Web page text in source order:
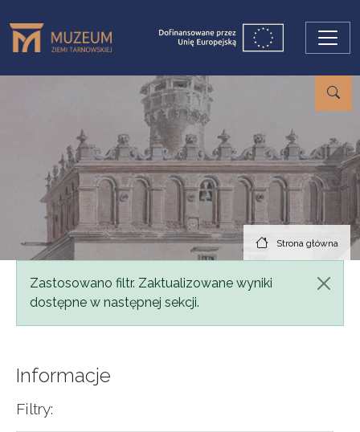
Strona główna
Komunikat
Zastosowano filtr. Zaktualizowane wyniki
dostępne w następnej sekcji.
Informacje
Filtry: